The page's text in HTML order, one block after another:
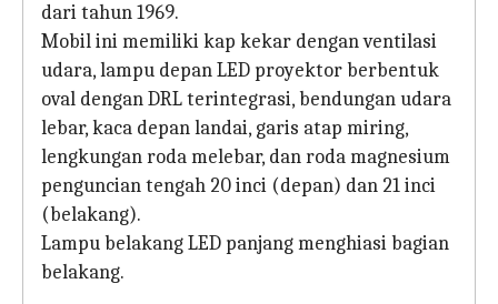
dari tahun 1969.
Mobil ini memiliki kap kekar dengan ventilasi
udara, lampu depan LED proyektor berbentuk
oval dengan DRL terintegrasi, bendungan udara
lebar, kaca depan landai, garis atap miring,
lengkungan roda melebar, dan roda magnesium
penguncian tengah 20 inci (depan) dan 21 inci
(belakang).
Lampu belakang LED panjang menghiasi bagian
belakang.